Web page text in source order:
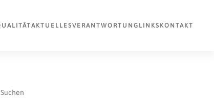
AKTUELLESVERANTWORTUNG LINKS KONTAKT
Suchen